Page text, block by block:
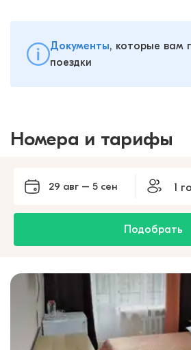
Документы, которые вам
поездки
Номера и тарифы
29 авг – 5 сен 1
Подобрать